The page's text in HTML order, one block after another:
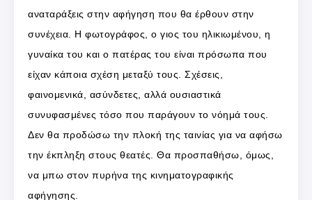
αναταράξεις στην αφήγηση που θα έρθουν στην
συνέχεια. Η φωτογράφος, ο γιος του ηλικιωμένου, η
γυναίκα του και ο πατέρας του είναι πρόσωπα που
είχαν κάποια σχέση μεταξύ τους. Σχέσεις,
φαινομενικά, ασύνδετες, αλλά ουσιαστικά
συνυφασμένες τόσο που παράγουν το νόημά τους.
Δεν θα προδώσω την πλοκή της ταινίας για να αφήσω
την έκπληξη στους θεατές. Θα προσπαθήσω, όμως,
να μπω στον πυρήνα της κινηματογραφικής
αφήγησης.